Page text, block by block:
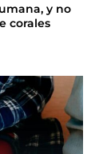
y no
corales